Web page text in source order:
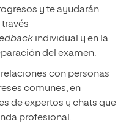
y te ayudarán
individual y en la
del examen.
con personas
comunes, en
de expertos y chats que
profesional.